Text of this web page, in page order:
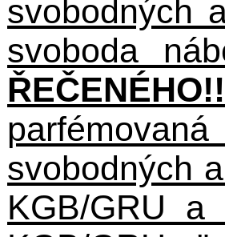
svobodných
svoboda
svobodných
KGB/GRU